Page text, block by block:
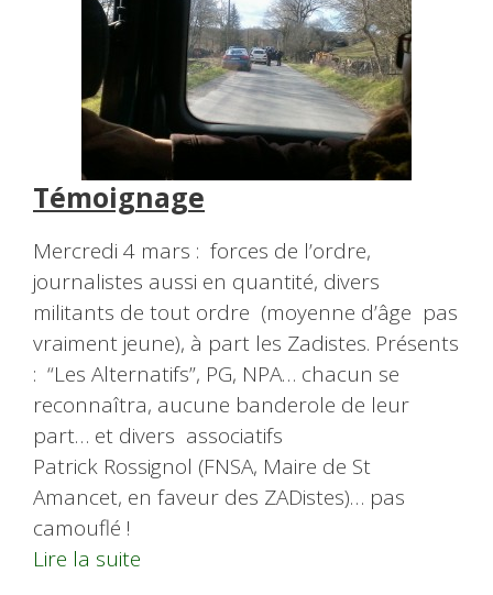
Témoignage
Mercredi 4 mars : forces de l’ordre,
journalistes aussi en quantité, divers
militants de tout ordre (moyenne d’âge pas
vraiment jeune), à part les Zadistes. Présents
: “Les Alternatifs”, PG, NPA… chacun se
reconnaîtra, aucune banderole de leur
part… et divers associatifs
Patrick Rossignol (FNSA, Maire de St
Amancet, en faveur des ZADistes)… pas
camouflé !
Lire la suite